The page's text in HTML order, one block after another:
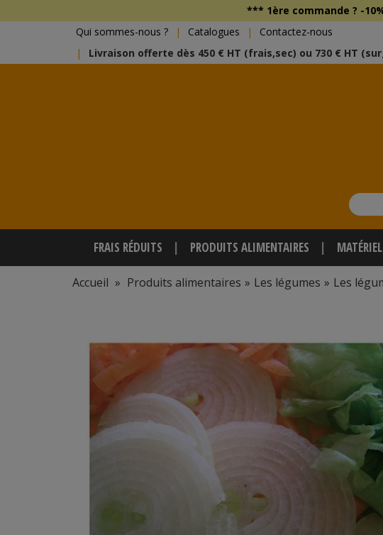
*** 1ère commande ? -
Qui sommes-nous ?
Catalogues
Contactez-nous
Livraison offerte dès 450 € HT (frais,sec) ou 730 € HT
FRAIS RÉDUITS PRODUITS ALIMENTAIRES MATÉRIEL
Accueil » Produits alimentaires » Les légumes » Les